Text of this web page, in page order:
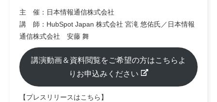
主 催：日本情報通信株式会社
講 師：HubSpot Japan 株式会社 宮滝 悠佑氏／日本情報
通信株式会社 安藤 舞
講演動画＆資料閲覧をご希望の方はこちらよ
りお申込みください
【プレスリリースはこちら】